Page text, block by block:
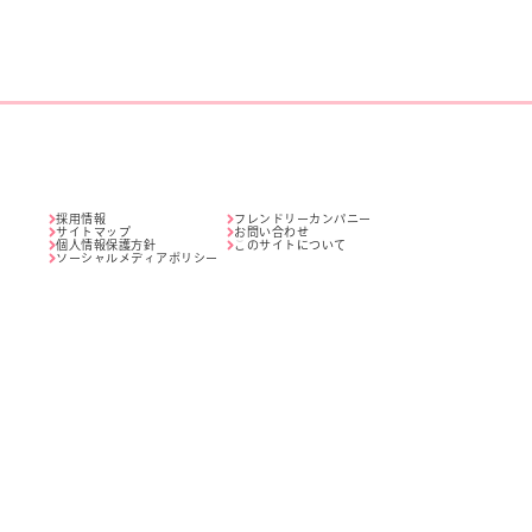
採用情報
フレンドリーカンパニー
サイトマップ
お問い合わせ
個人情報保護方針
このサイトについて
ソーシャルメディアポリシー